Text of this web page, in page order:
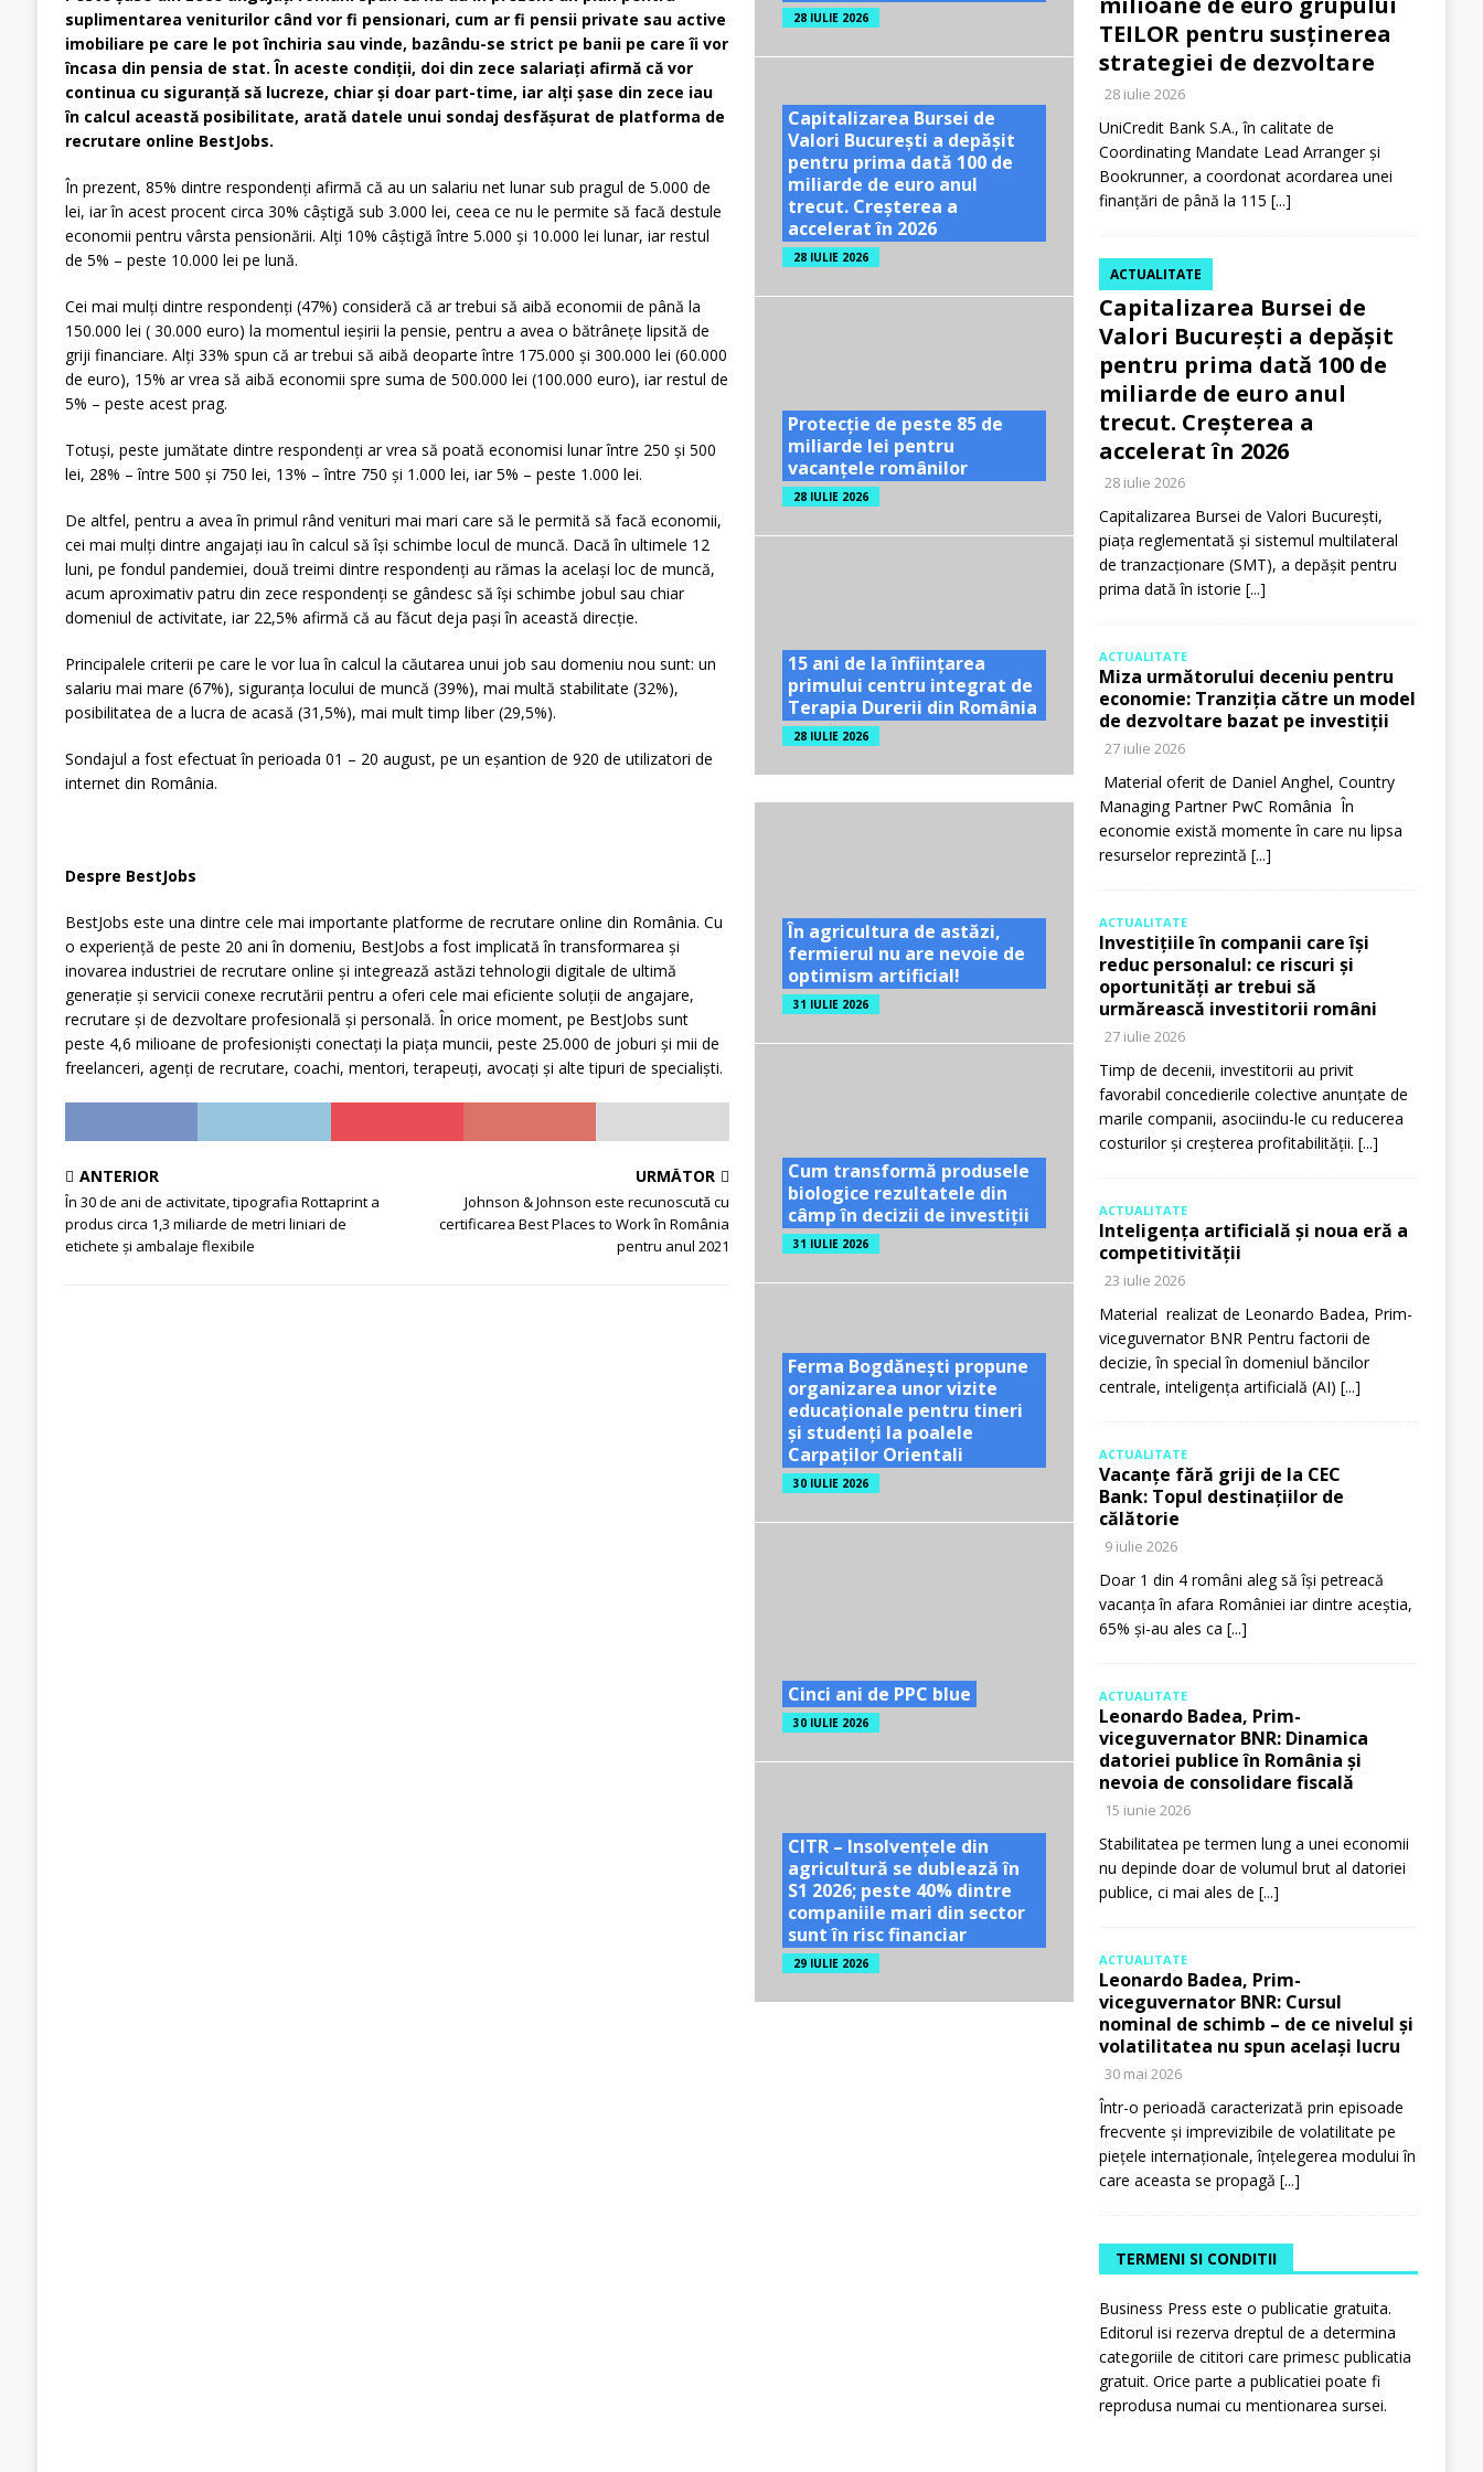
suplimentarea veniturilor când vor fi pensionari, cum ar fi pensii private sau active
imobiliare pe care le pot închiria sau vinde, bazându-se strict pe banii pe care îi vor
încasa din pensia de stat. În aceste condiții, doi din zece salariați afirmă că vor
continua cu siguranță să lucreze, chiar și doar part-time, iar alți șase din zece iau
în calcul această posibilitate, arată datele unui sondaj desfășurat de platforma de
recrutare online BestJobs.
În prezent, 85% dintre respondenți afirmă că au un salariu net lunar sub pragul de 5.000 de
lei, iar în acest procent circa 30% câștigă sub 3.000 lei, ceea ce nu le permite să facă destule
economii pentru vârsta pensionării. Alți 10% câștigă între 5.000 și 10.000 lei lunar, iar restul
de 5% – peste 10.000 lei pe lună.
Cei mai mulți dintre respondenți (47%) consideră că ar trebui să aibă economii de până la
150.000 lei ( 30.000 euro) la momentul ieșirii la pensie, pentru a avea o bătrânețe lipsită de
griji financiare. Alți 33% spun că ar trebui să aibă deoparte între 175.000 și 300.000 lei (60.000
de euro), 15% ar vrea să aibă economii spre suma de 500.000 lei (100.000 euro), iar restul de
5% – peste acest prag.
Totuși, peste jumătate dintre respondenți ar vrea să poată economisi lunar între 250 și 500
lei, 28% – între 500 și 750 lei, 13% – între 750 și 1.000 lei, iar 5% – peste 1.000 lei.
De altfel, pentru a avea în primul rând venituri mai mari care să le permită să facă economii,
cei mai mulți dintre angajați iau în calcul să își schimbe locul de muncă. Dacă în ultimele 12
luni, pe fondul pandemiei, două treimi dintre respondenți au rămas la același loc de muncă,
acum aproximativ patru din zece respondenți se gândesc să își schimbe jobul sau chiar
domeniul de activitate, iar 22,5% afirmă că au făcut deja pași în această direcție.
Principalele criterii pe care le vor lua în calcul la căutarea unui job sau domeniu nou sunt: un
salariu mai mare (67%), siguranța locului de muncă (39%), mai multă stabilitate (32%),
posibilitatea de a lucra de acasă (31,5%), mai mult timp liber (29,5%).
Sondajul a fost efectuat în perioada 01 – 20 august, pe un eșantion de 920 de utilizatori de
internet din România.
Despre BestJobs
BestJobs este una dintre cele mai importante platforme de recrutare online din România. Cu
o experiență de peste 20 ani în domeniu, BestJobs a fost implicată în transformarea și
inovarea industriei de recrutare online și integrează astăzi tehnologii digitale de ultimă
generație și servicii conexe recrutării pentru a oferi cele mai eficiente soluții de angajare,
recrutare și de dezvoltare profesională și personală. În orice moment, pe BestJobs sunt
peste 4,6 milioane de profesioniști conectați la piața muncii, peste 25.000 de joburi și mii de
freelanceri, agenți de recrutare, coachi, mentori, terapeuți, avocați și alte tipuri de specialiști.
ANTERIOR
În 30 de ani de activitate, tipografia Rottaprint a
produs circa 1,3 miliarde de metri liniari de
etichete și ambalaje flexibile
URMĂTOR
Johnson & Johnson este recunoscută cu
certificarea Best Places to Work în România
pentru anul 2021
28 IULIE 2026
Capitalizarea Bursei de
Valori București a depășit
pentru prima dată 100 de
miliarde de euro anul
trecut. Creșterea a
accelerat în 2026
28 IULIE 2026
Protecție de peste 85 de
miliarde lei pentru
vacanțele românilor
28 IULIE 2026
15 ani de la înființarea
primului centru integrat de
Terapia Durerii din România
28 IULIE 2026
În agricultura de astăzi,
fermierul nu are nevoie de
optimism artificial!
31 IULIE 2026
Cum transformă produsele
biologice rezultatele din
câmp în decizii de investiții
31 IULIE 2026
Ferma Bogdănești propune
organizarea unor vizite
educaționale pentru tineri
și studenți la poalele
Carpaților Orientali
30 IULIE 2026
Cinci ani de PPC blue
30 IULIE 2026
CITR – Insolvențele din
agricultură se dublează în
S1 2026; peste 40% dintre
companiile mari din sector
sunt în risc financiar
29 IULIE 2026
TEILOR pentru susținerea
strategiei de dezvoltare
28 iulie 2026
UniCredit Bank S.A., în calitate de
Coordinating Mandate Lead Arranger și
Bookrunner, a coordonat acordarea unei
finanțări de până la 115 [...]
Capitalizarea Bursei de
Valori București a depășit
pentru prima dată 100 de
miliarde de euro anul
trecut. Creșterea a
accelerat în 2026
ACTUALITATE
28 iulie 2026
Capitalizarea Bursei de Valori București,
piața reglementată și sistemul multilateral
de tranzacționare (SMT), a depășit pentru
prima dată în istorie [...]
ACTUALITATE
Miza următorului deceniu pentru
economie: Tranziția către un model
de dezvoltare bazat pe investiții
27 iulie 2026
Material oferit de Daniel Anghel, Country
Managing Partner PwC România În
economie există momente în care nu lipsa
resurselor reprezintă [...]
ACTUALITATE
Investițiile în companii care își
reduc personalul: ce riscuri și
oportunități ar trebui să
urmărească investitorii români
27 iulie 2026
Timp de decenii, investitorii au privit
favorabil concedierile colective anunțate de
marile companii, asociindu-le cu reducerea
costurilor și creșterea profitabilității. [...]
ACTUALITATE
Inteligența artificială și noua eră a
competitivității
23 iulie 2026
Material realizat de Leonardo Badea, Prim-
viceguvernator BNR Pentru factorii de
decizie, în special în domeniul băncilor
centrale, inteligența artificială (AI) [...]
ACTUALITATE
Vacanțe fără griji de la CEC
Bank: Topul destinațiilor de
călătorie
9 iulie 2026
Doar 1 din 4 români aleg să își petreacă
vacanța în afara României iar dintre aceștia,
65% și-au ales ca [...]
ACTUALITATE
Leonardo Badea, Prim-
viceguvernator BNR: Dinamica
datoriei publice în România și
nevoia de consolidare fiscală
15 iunie 2026
Stabilitatea pe termen lung a unei economii
nu depinde doar de volumul brut al datoriei
publice, ci mai ales de [...]
ACTUALITATE
Leonardo Badea, Prim-
viceguvernator BNR: Cursul
nominal de schimb – de ce nivelul și
volatilitatea nu spun același lucru
30 mai 2026
Într-o perioadă caracterizată prin episoade
frecvente și imprevizibile de volatilitate pe
piețele internaționale, înțelegerea modului în
care aceasta se propagă [...]
TERMENI SI CONDITII
Business Press este o publicatie gratuita.
Editorul isi rezerva dreptul de a determina
categoriile de cititori care primesc publicatia
gratuit. Orice parte a publicatiei poate fi
reprodusa numai cu mentionarea sursei.